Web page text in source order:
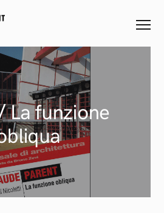
La funzione